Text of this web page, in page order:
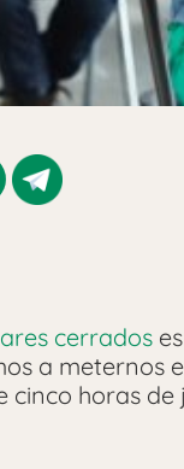
cerrados
a meternos
cinco horas